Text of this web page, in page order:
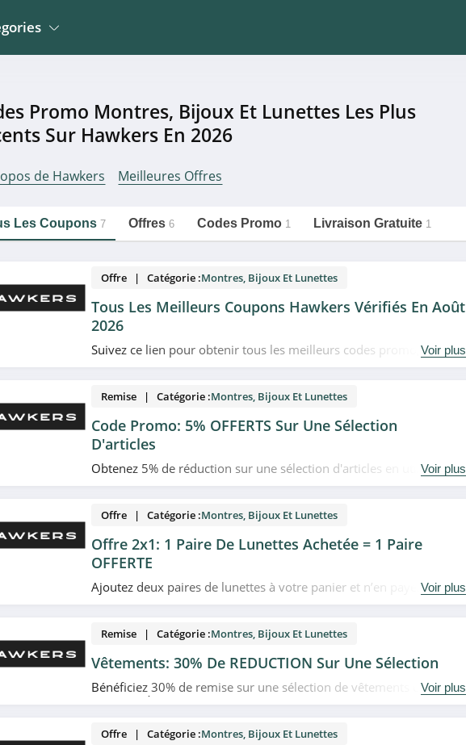
Suisse
Mobiliers
Electroménager
Montres, Bijoux Et
Et Occasions Développement Photos
Promo Montres, Bijoux Et Lunettes Les Plus
Sur Hawkers En 2026
de Hawkers Meilleures Offres
Les Coupons 7 Offres 6 Codes Promo 1 Livraison Gratuite 1
Offre | Catégorie :Montres, Bijoux Et Lunettes
Tous Les Meilleurs Coupons Hawkers Vérifiés En Août
2026
Suivez ce lien pour obtenir tous les meilleurs codes promo, bons
Voir plus
Remise | Catégorie :Montres, Bijoux Et Lunettes
Code Promo: 5% OFFERTS Sur Une Sélection
D'articles
Obtenez 5% de réduction sur une sélection d'articles en utilisant ce
Voir plus
Offre | Catégorie :Montres, Bijoux Et Lunettes
Offre 2x1: 1 Paire De Lunettes Achetée = 1 Paire
OFFERTE
Ajoutez deux paires de lunettes à votre panier et n’en payez qu'une
Voir plus
Remise | Catégorie :Montres, Bijoux Et Lunettes
Vêtements: 30% De REDUCTION Sur Une Sélection
Bénéficiez 30% de remise sur une sélection de vêtements chezVoir plus
Offre | Catégorie :Montres, Bijoux Et Lunettes